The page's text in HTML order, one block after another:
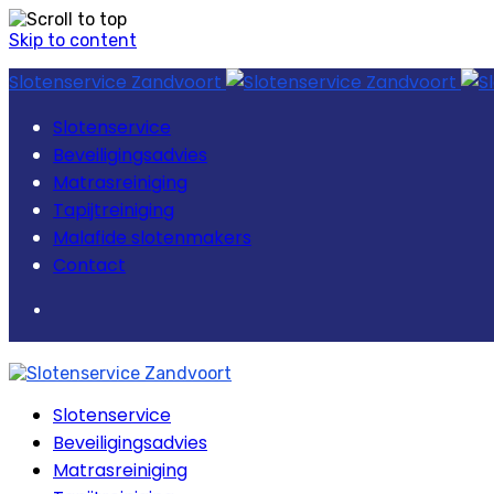
Skip to content
Slotenservice Zandvoort
Slotenservice
Beveiligingsadvies
Matrasreiniging
Tapijtreiniging
Malafide slotenmakers
Contact
Slotenservice
Beveiligingsadvies
Matrasreiniging